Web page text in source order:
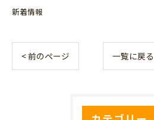
新着情報
< 前のページ 一覧に戻る